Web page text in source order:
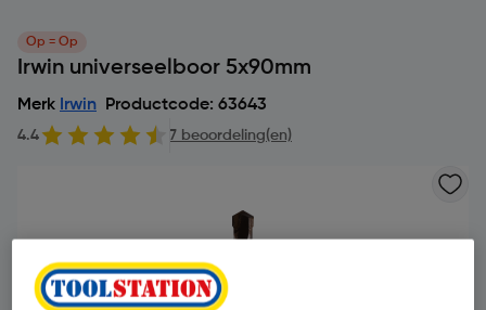
Op = Op
Irwin universeelboor 5x90mm
Merk Irwin Productcode: 63643
4.4 7 beoordeling(en)